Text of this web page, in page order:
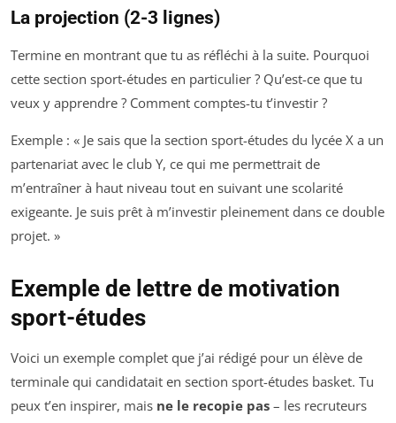
La projection (2-3 lignes)
Termine en montrant que tu as réfléchi à la suite. Pourquoi
cette section sport-études en particulier ? Qu’est-ce que tu
veux y apprendre ? Comment comptes-tu t’investir ?
Exemple : « Je sais que la section sport-études du lycée X a un
partenariat avec le club Y, ce qui me permettrait de
m’entraîner à haut niveau tout en suivant une scolarité
exigeante. Je suis prêt à m’investir pleinement dans ce double
projet. »
Exemple de lettre de motivation
sport-études
Voici un exemple complet que j’ai rédigé pour un élève de
terminale qui candidatait en section sport-études basket. Tu
peux t’en inspirer, mais ne le recopie pas – les recruteurs